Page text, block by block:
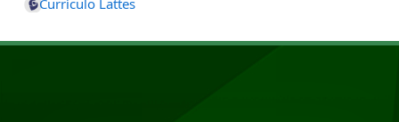
Currículo Lattes